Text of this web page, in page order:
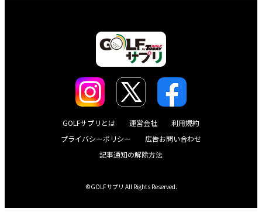
GOLFサプリとは 運営会社
利用規約
プライバシーポリシー
広告お問い合わせ
記事通知の解除方法
©GOLFサプリ All Rights Reserved.